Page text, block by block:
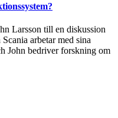
Larsson till en diskussion
arbetar med sina
John bedriver forskning om